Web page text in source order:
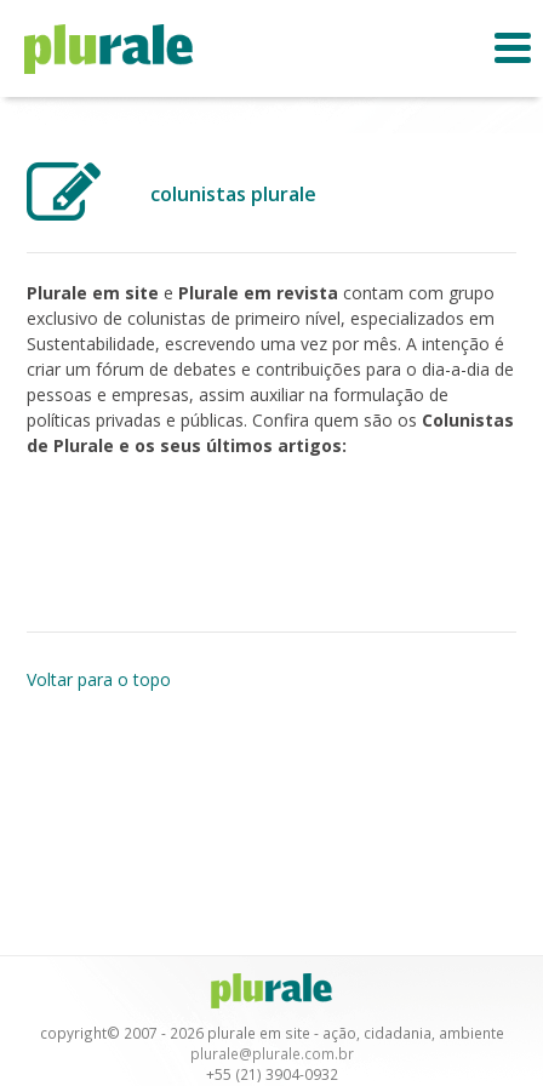
colunistas plurale
Plurale em site e Plurale em revista contam com grupo
exclusivo de colunistas de primeiro nível, especializados em
Sustentabilidade, escrevendo uma vez por mês. A intenção é
criar um fórum de debates e contribuições para o dia-a-dia de
pessoas e empresas, assim auxiliar na formulação de
políticas privadas e públicas. Confira quem são os Colunistas
de Plurale e os seus últimos artigos:
Voltar para o topo
copyright© 2007 - 2026 plurale em site - ação, cidadania, ambiente
plurale@plurale.com.br
+55 (21) 3904-0932